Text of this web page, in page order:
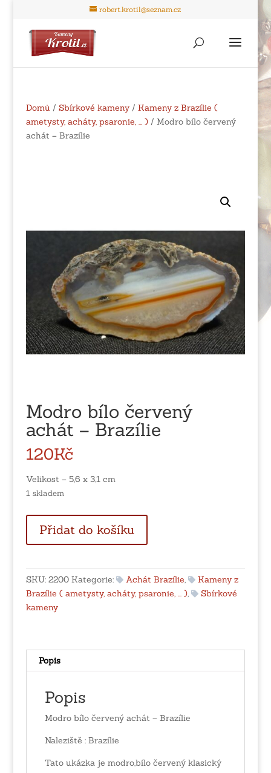
robert.krotil@seznam.cz
Domů / Sbírkové kameny/ Kameny z Brazílie (
ametysty, acháty, psaronie, ... )/ Modro bílo červený
achát – Brazílie
Modro bílo červený
achát – Brazílie
120Kč
Velikost – 5,6 x 3,1 cm
1 skladem
bílo
červený
-
Brazílie
množství
Přidat do košíku
SKU: 2200 Kategorie: Achát Brazílie,
Kameny z
Brazílie ( ametysty, acháty, psaronie, ... ),
Sbírkové
kameny
Popis
Popis
Modro bílo červený achát – Brazílie
Naleziště : Brazílie
Tato ukázka je modro,bílo červený klasický